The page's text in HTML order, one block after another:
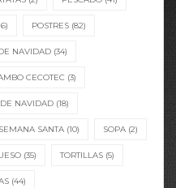
POSTRES(82)
NAVIDAD (34)
CECOTEC (3)
DE NAVIDAD (18)
SEMANA SANTA(10) SOPA(2)
(35) TORTILLAS(5)
(44)